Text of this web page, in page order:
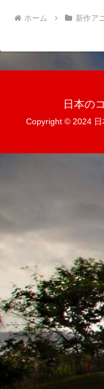
ホーム 新作ア
日本の
Copyright © 2024 日